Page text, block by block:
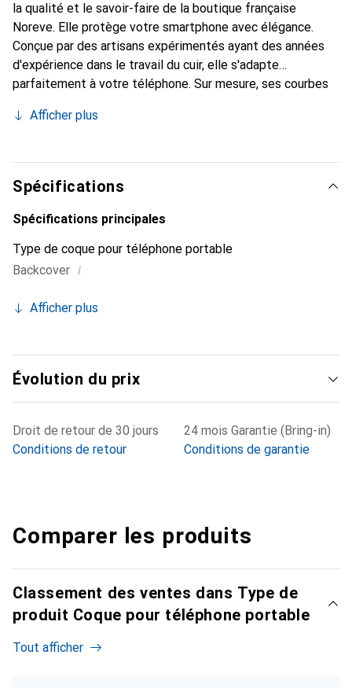
la qualité et le savoir-faire de la boutique française
Noreve. Elle protège votre smartphone avec élégance.
Conçue par des artisans expérimentés ayant des années
d'expérience dans le travail du cuir, elle s'adapte
parfaitement à votre téléphone. Sur mesure, ses courbes
devient l'accessoire chic et indispensable pour votre
produits de haute qualité, la marque Noreve est un choix
fiable pour une clientèle exigeante.
Afficher plus
Spécifications
Spécifications principales
Type de coque pour téléphone portable
Backcover i
Afficher plus
Évolution du prix
Droit de retour de 30 jours
Conditions de retour
24 mois Garantie (Bring-in)
Conditions de garantie
Comparer les produits
Classement des ventes dans Type de
produit Coque pour téléphone portable
Tout afficher